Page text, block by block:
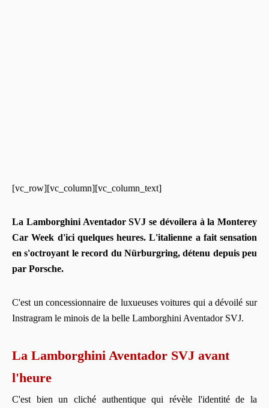
[vc_row][vc_column][vc_column_text]
La Lamborghini Aventador SVJ se dévoilera à la Monterey
Car Week d'ici quelques heures. L'italienne a fait sensation
en s'octroyant le record du Nürburgring, détenu depuis peu
par Porsche.
C'est un concessionnaire de luxueuses voitures qui a dévoilé sur
Instragram le minois de la belle Lamborghini Aventador SVJ.
La Lamborghini Aventador SVJ avant
l'heure
C'est bien un cliché authentique qui révèle l'identité de la